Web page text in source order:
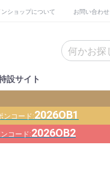
ンショップについて お問い合わせ
設サイト
ンコード:2026OB1
ンコード:2026OB2